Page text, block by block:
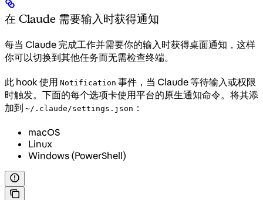
在 Claude 需要输入时获得通知
每当 Claude 完成工作并需要你的输入时获得桌面通知，这样
你可以切换到其他任务而无需检查终端。
此 hook 使用 Notification 事件，当 Claude 等待输入或权限
时触发。下面的每个选项卡使用平台的原生通知命令。将其添
加到 ~/.claude/settings.json ：
macOS
Linux
Windows (PowerShell)